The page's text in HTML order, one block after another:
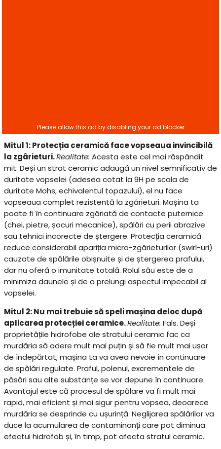
Mitul 1: Protecția ceramică face vopseaua invincibilă
la zgârieturi.Realitate: Acesta este cel mai răspândit
mit. Deși un strat ceramic adaugă un nivel semnificativ de
duritate vopselei (adesea cotat la 9H pe scala de
duritate Mohs, echivalentul topazului), el nu face
vopseaua complet rezistentă la zgârieturi. Mașina ta
poate fi în continuare zgâriată de contacte puternice
(chei, pietre, șocuri mecanice), spălări cu perii abrazive
sau tehnici incorecte de ștergere. Protecția ceramică
reduce considerabil apariția micro-zgârieturilor (swirl-uri)
cauzate de spălările obișnuite și de ștergerea prafului,
dar nu oferă o imunitate totală. Rolul său este de a
minimiza daunele și de a prelungi aspectul impecabil al
vopselei.
Mitul 2: Nu mai trebuie să speli mașina deloc după
aplicarea protecției ceramice.Realitate: Fals. Deși
proprietățile hidrofobe ale stratului ceramic fac ca
murdăria să adere mult mai puțin și să fie mult mai ușor
de îndepărtat, mașina ta va avea nevoie în continuare
de spălări regulate. Praful, polenul, excrementele de
păsări sau alte substanțe se vor depune în continuare.
Avantajul este că procesul de spălare va fi mult mai
rapid, mai eficient și mai sigur pentru vopsea, deoarece
murdăria se desprinde cu ușurință. Neglijarea spălărilor va
duce la acumularea de contaminanți care pot diminua
efectul hidrofob și, în timp, pot afecta stratul ceramic.